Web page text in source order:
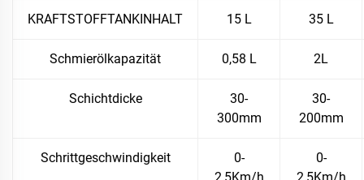
KRAFTSTOFFTANKINHALT 15 L 35 L
Schmierölkapazität 0,58 L 2L
Schichtdicke
30-
300mm
30-
200mm
Schrittgeschwindigkeit
0-
2,5Km/h
0-
2,5Km/h